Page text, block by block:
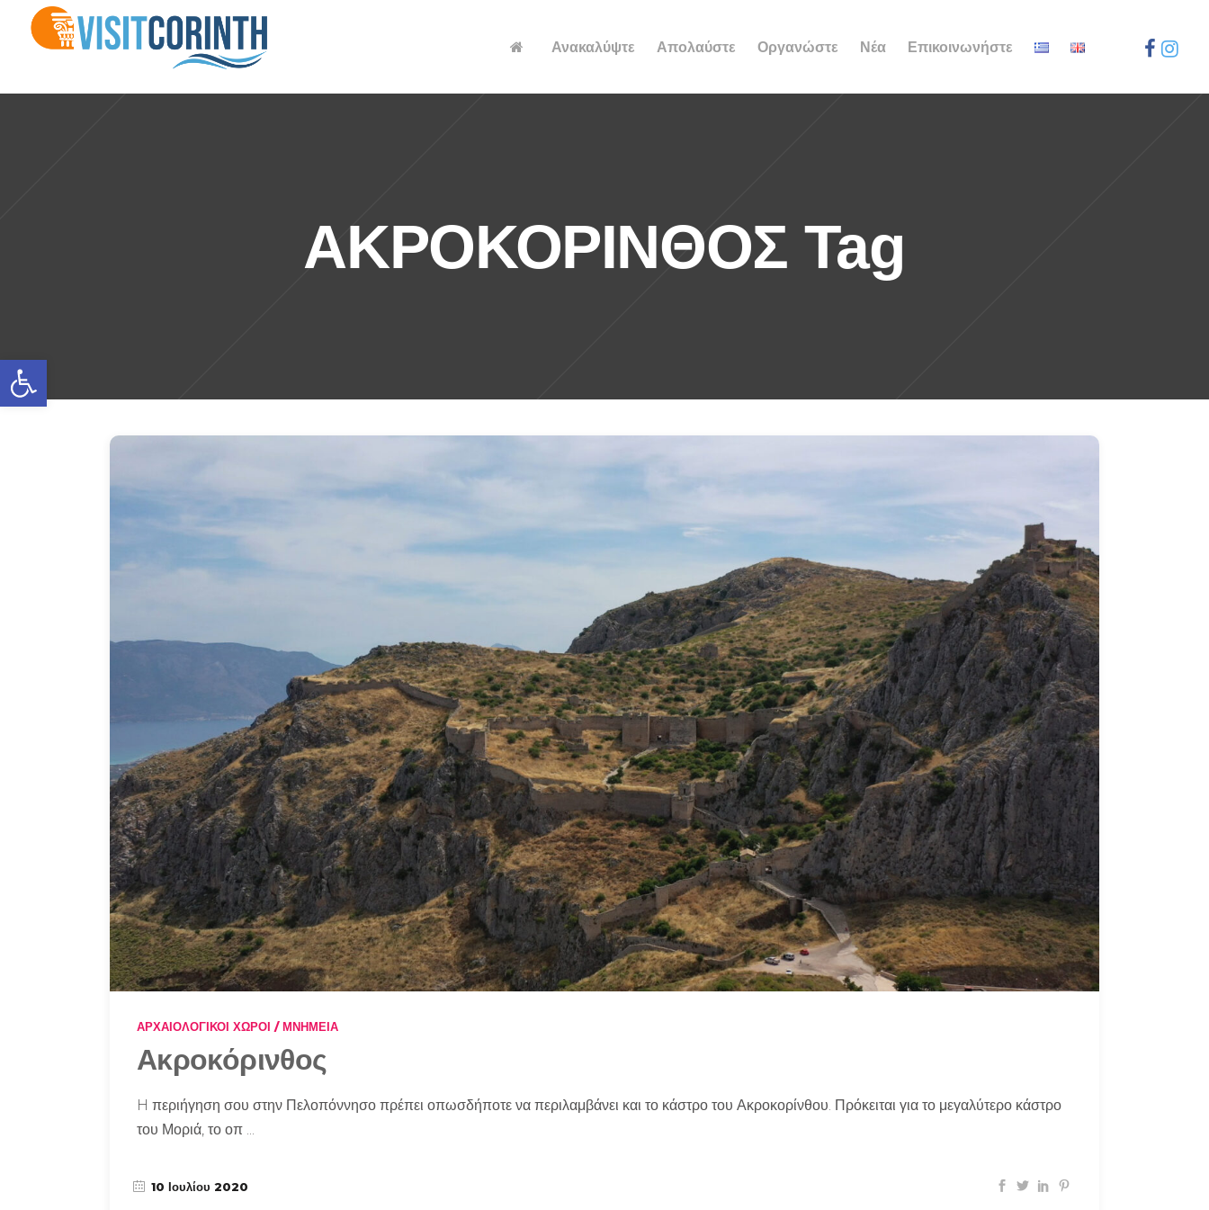
Ανοίξτε τη γραμμή εργαλείων
Ανακαλύψτε Απολαύστε Οργανώστε Νέα Επικοινωνήστε
ΑΚΡΟΚΟΡΙΝΘΟΣ Tag
ΑΡΧΑΙΟΛΟΓΙΚΟΊ ΧΏΡΟΙ / ΜΝΗΜΕΊΑ
Ακροκόρινθος
H περιήγηση σου στην Πελοπόννησο πρέπει οπωσδήποτε να περιλαμβάνει και το κάστρο του Ακροκορίνθου. Πρόκειται για το μεγαλύτερο κάστρο
του Μοριά, το οπ
10 Ιουλίου 2020